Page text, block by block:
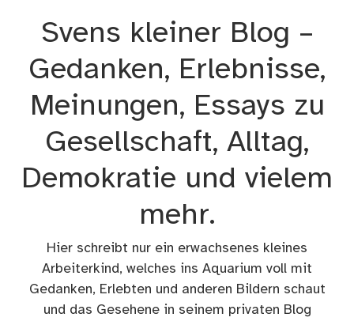
Svens kleiner Blog –
Gedanken, Erlebnisse,
Meinungen, Essays zu
Gesellschaft, Alltag,
Demokratie und vielem
mehr.
Hier schreibt nur ein erwachsenes kleines
Arbeiterkind, welches ins Aquarium voll mit
Gedanken, Erlebten und anderen Bildern schaut
und das Gesehene in seinem privaten Blog